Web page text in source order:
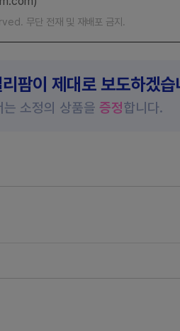
무단 전재 및 재배포 금지.
팜이 제대로 보도하겠습
소정의 상품을 증정합니다.